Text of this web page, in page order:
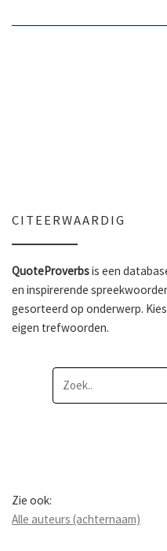
CITEERWAARDIG
QuoteProverbsis een
en inspirerende
gesorteerd op onderwerp.
eigen trefwoorden.
Zie ook:
Alle auteurs (achternaam)